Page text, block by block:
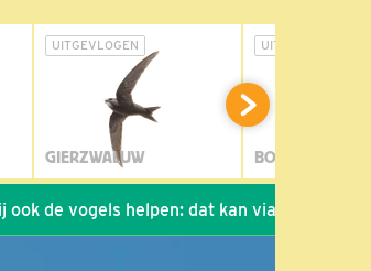
UITGEVLOGEN
GIERZWALUW
UITGEVLOGEN
BOSUIL
vogels helpen: dat kan via de link!